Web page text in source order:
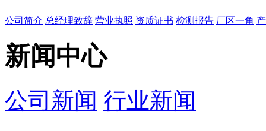
公司简介 总经理致辞 营业执照 资质证书 检测报告 厂区一角
新闻中心
公司新闻 行业新闻